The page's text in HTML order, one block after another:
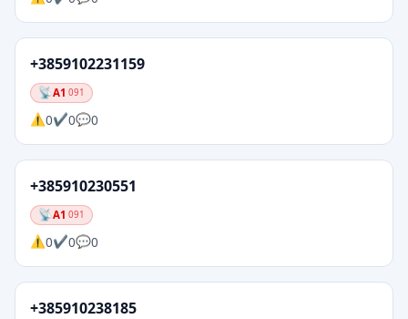
+3859102231159
A1 091
0 0 0
+385910230551
A1 091
0 0 0
+385910238185